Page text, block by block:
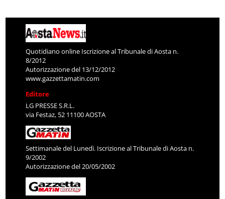
Quotidiano online Iscrizione al Tribunale di Aosta n.
8/2012
Autorizzazione del 13/12/2012
www.gazzettamatin.com
Editore
LG PRESSE S.R.L.
via Festaz, 52 11100 AOSTA
Settimanale del Lunedì. Iscrizione al Tribunale di Aosta n.
9/2002
Autorizzazione del 20/05/2002